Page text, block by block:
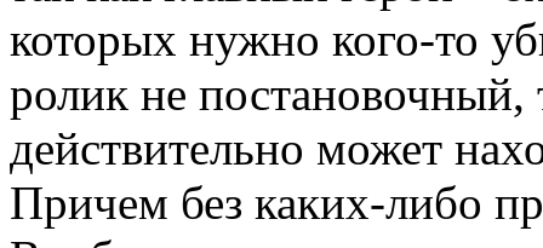
которых нужно кого-то
ролик не постановочный,
действительно может
Причем без каких-либо